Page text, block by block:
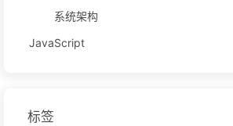
系统架构
JavaScript
标签